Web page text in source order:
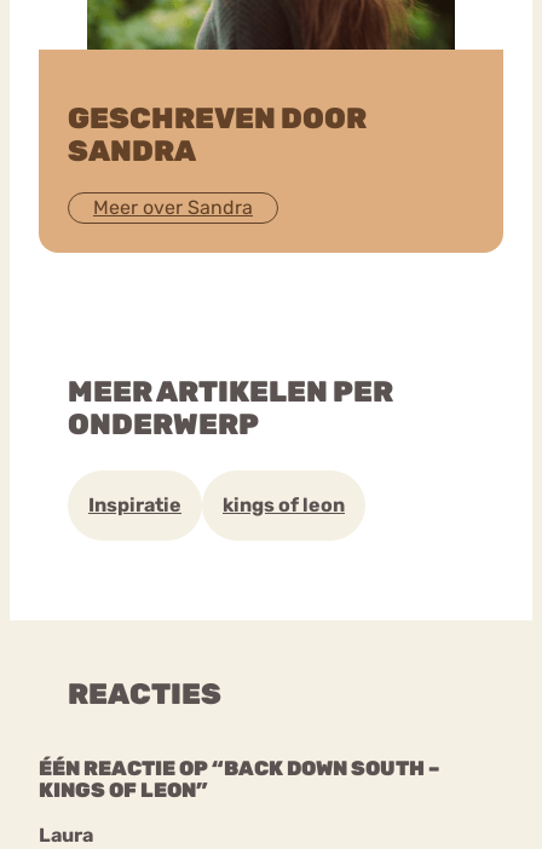
GESCHREVEN DOOR
SANDRA
Meer over Sandra
MEER ARTIKELEN PER
ONDERWERP
Inspiratie kings of leon
REACTIES
ÉÉN REACTIE OP “BACK DOWN SOUTH –
KINGS OF LEON”
Laura